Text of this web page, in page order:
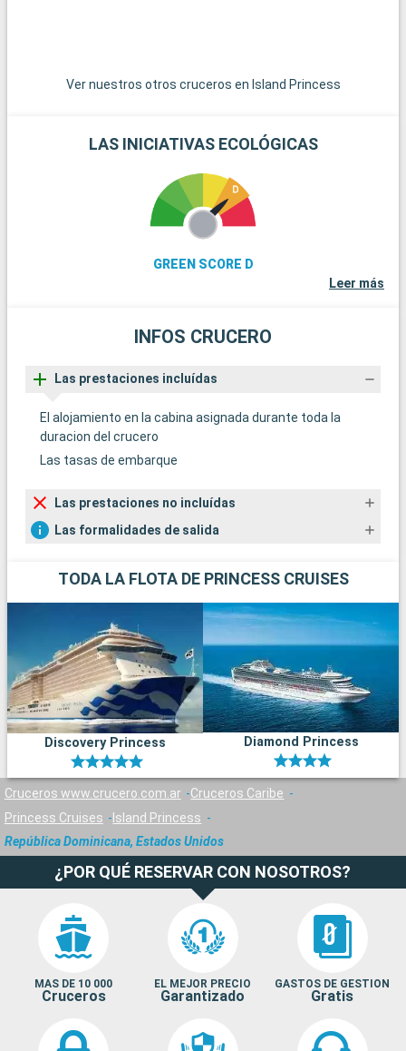
Ver nuestros otros cruceros en Island Princess
LAS INICIATIVAS ECOLÓGICAS
GREEN SCORE D
Leer más
INFOS CRUCERO
Las prestaciones incluídas
El alojamiento en la cabina asignada durante toda la
duracion del crucero
Las tasas de embarque
Las prestaciones no incluídas
Las formalidades de salida
TODA LA FLOTA DE PRINCESS CRUISES
Discovery Princess Diamond Princess
Cruceros www.crucero.com.ar
Cruceros Caribe
Princess Cruises
Island Princess
República Dominicana, Estados Unidos
¿POR QUÉ RESERVAR CON NOSOTROS?
MAS DE 10 000
Cruceros
EL MEJOR PRECIO
Garantizado
GASTOS DE GESTION
Gratis